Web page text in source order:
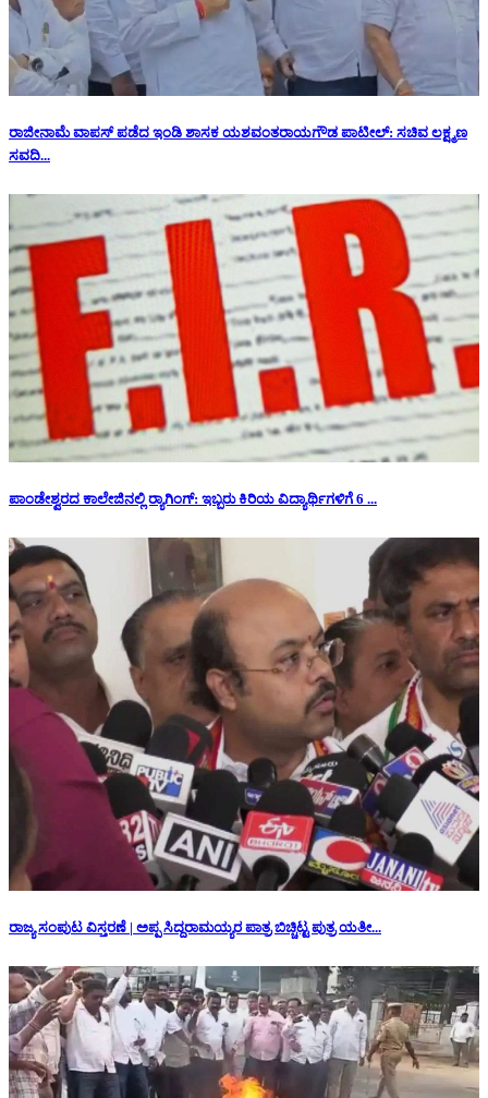
ರಾಜೀನಾಮೆ ವಾಪಸ್ ಪಡೆದ ಇಂಡಿ ಶಾಸಕ ಯಶವಂತರಾಯಗೌಡ ಪಾಟೀಲ್: ಸಚಿವ ಲಕ್ಷ್ಮಣ
ಸವದಿ...
ಪಾಂಡೇಶ್ವರದ ಕಾಲೇಜಿನಲ್ಲಿ ರ‍್ಯಾಗಿಂಗ್: ಇಬ್ಬರು ಕಿರಿಯ ವಿದ್ಯಾರ್ಥಿಗಳಿಗೆ 6 ...
ರಾಜ್ಯ ಸಂಪುಟ ವಿಸ್ತರಣೆ | ಅಪ್ಪ ಸಿದ್ದರಾಮಯ್ಯರ ಪಾತ್ರ ಬಿಚ್ಚಿಟ್ಟ ಪುತ್ರ ಯತೀ...